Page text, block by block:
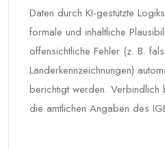
Daten durch KI-gestützte
formale und inhaltliche
offensichtliche Fehler (z. B.
Länderkennzeichnungen)
berichtigt werden. Verbindlich
die amtlichen Angaben des